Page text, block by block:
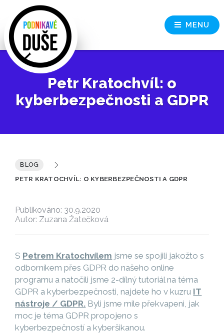
MENU
Petr Kratochvíl: o
kyberbezpečnosti a GDPR
BLOG
PETR KRATOCHVÍL: O KYBERBEZPEČNOSTI A GDPR
Publikováno: 30.9.2020
Autor: Zuzana Žatečková
S Petrem Kratochvílem jsme se spojili jakožto s
odborníkem přes GDPR do našeho online
programu a natočili jsme 2-dílný tutoriál na téma
GDPR a kyberbezpečnosti, najdete ho v kuzru IT
nástroje / GDPR. Byli jsme mile překvapeni, jak
moc je téma GDPR propojeno s
kyberbezpečností a kyberšikanou.